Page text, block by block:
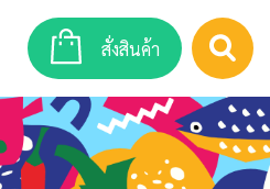
สั่งสินค้า